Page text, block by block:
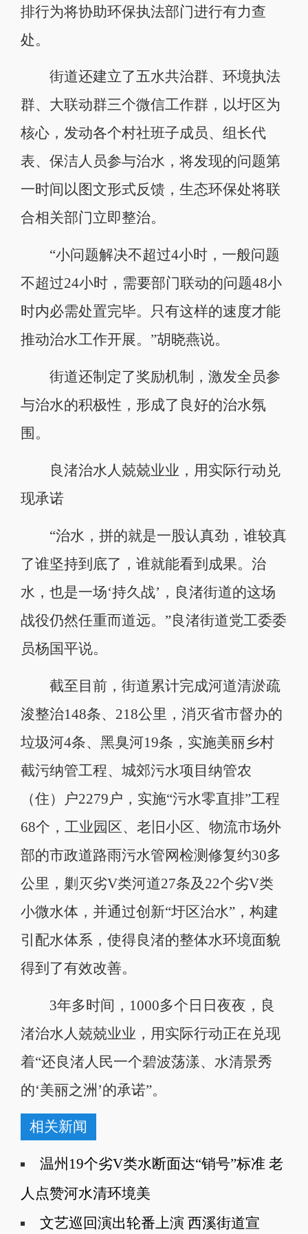
排行为将协助环保执法部门进行有力查
处。
街道还建立了五水共治群、环境执法
群、大联动群三个微信工作群，以圩区为
核心，发动各个村社班子成员、组长代
表、保洁人员参与治水，将发现的问题第
一时间以图文形式反馈，生态环保处将联
合相关部门立即整治。
“小问题解决不超过4小时，一般问题
不超过24小时，需要部门联动的问题48小
时内必需处置完毕。只有这样的速度才能
推动治水工作开展。”胡晓燕说。
街道还制定了奖励机制，激发全员参
与治水的积极性，形成了良好的治水氛
围。
良渚治水人兢兢业业，用实际行动兑
现承诺
“治水，拼的就是一股认真劲，谁较真
了谁坚持到底了，谁就能看到成果。治
水，也是一场‘持久战’，良渚街道的这场
战役仍然任重而道远。”良渚街道党工委委
员杨国平说。
截至目前，街道累计完成河道清淤疏
浚整治148条、218公里，消灭省市督办的
垃圾河4条、黑臭河19条，实施美丽乡村
截污纳管工程、城郊污水项目纳管农
（住）户2279户，实施“污水零直排”工程
68个，工业园区、老旧小区、物流市场外
部的市政道路雨污水管网检测修复约30多
公里，剿灭劣V类河道27条及22个劣V类
小微水体，并通过创新“圩区治水”，构建
引配水体系，使得良渚的整体水环境面貌
得到了有效改善。
3年多时间，1000多个日日夜夜，良
渚治水人兢兢业业，用实际行动正在兑现
着“还良渚人民一个碧波荡漾、水清景秀
的‘美丽之洲’的承诺”。
相关新闻
温州19个劣V类水断面达“销号”标准 老
人点赞河水清环境美
文艺巡回演出轮番上演 西溪街道宣